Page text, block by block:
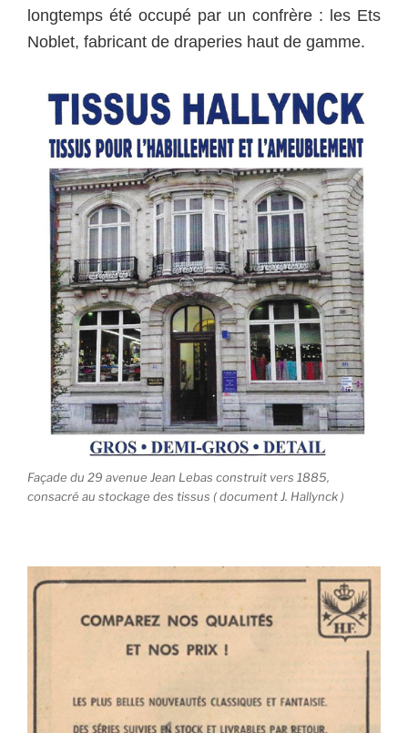
longtemps été occupé par un confrère : les Ets
Noblet, fabricant de draperies haut de gamme.
Façade du 29 avenue Jean Lebas construit vers 1885,
consacré au stockage des tissus ( document J. Hallynck )